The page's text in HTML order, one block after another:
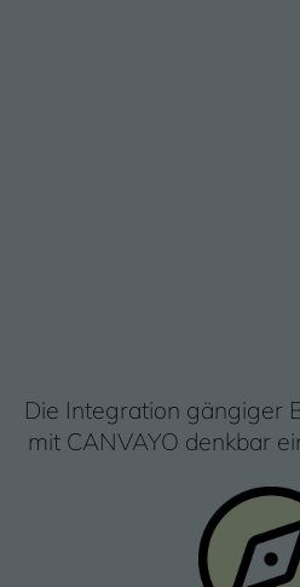
Die Integration gängiger
mit CANVAYO denkbar
Bild: Feratel /